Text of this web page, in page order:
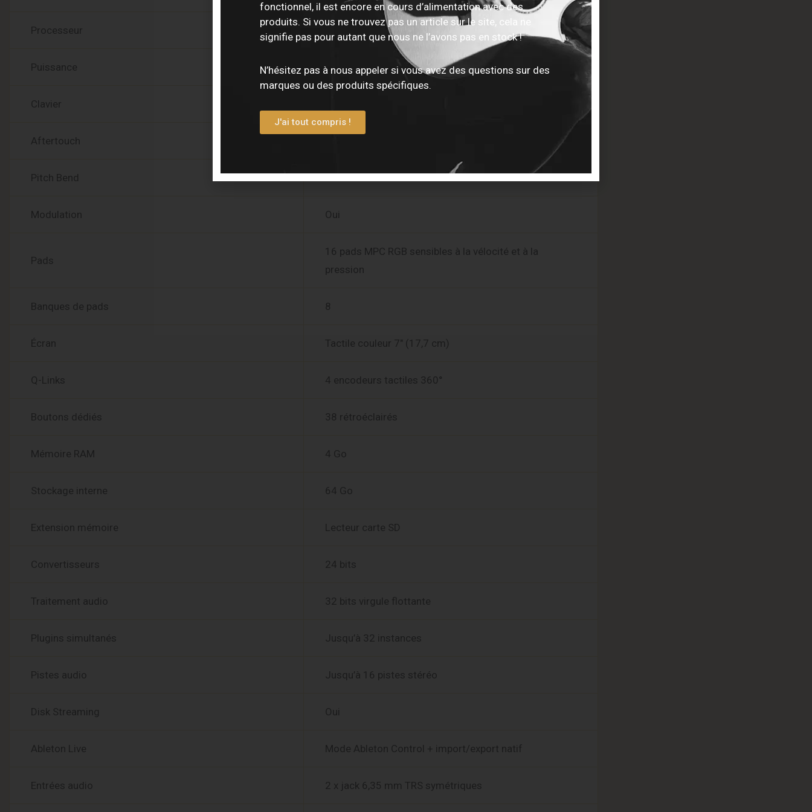
Processeur G2 huit cœurs
Puissance Jusqu’à 4 fois plus rapide que la génération précédente
Clavier
Aftertouch
Pitch Bend Oui
Modulation Oui
Pads
16 pads MPC RGB sensibles à la vélocité et à la
pression
Banques de pads 8
Écran Tactile couleur 7″ (17,7 cm)
Q-Links 4 encodeurs tactiles 360°
Boutons dédiés 38 rétroéclairés
Mémoire RAM 4 Go
Stockage interne 64 Go
Extension mémoire Lecteur carte SD
Convertisseurs 24 bits
Traitement audio 32 bits virgule flottante
Plugins simultanés Jusqu’à 32 instances
Pistes audio Jusqu’à 16 pistes stéréo
Disk Streaming Oui
Ableton Live Mode Ableton Control + import/export natif
Entrées audio 2 x jack 6,35 mm TRS symétriques
fonctionnel, il est encore en cours d’alimentation avec des
produits. Si vous ne trouvez pas un article sur le site, cela ne
signifie pas pour autant que nous ne l’avons pas en stock !
N’hésitez pas à nous appeler si vous avez des questions sur des
marques ou des produits spécifiques.
J'ai tout compris !